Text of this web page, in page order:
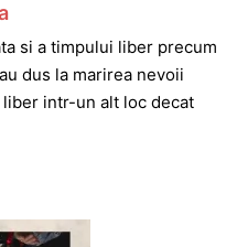
si a timpului liber precum
dus la marirea nevoii
intr-un alt loc decat